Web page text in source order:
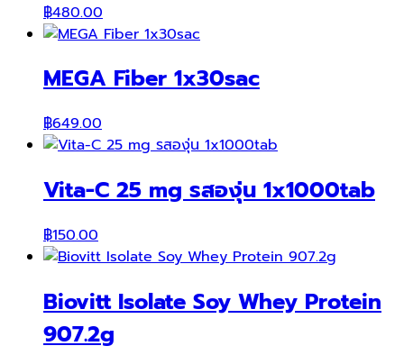
฿480.00
MEGA Fiber 1x30sac
฿649.00
Vita-C 25 mg รสองุ่น 1x1000tab
฿150.00
Biovitt Isolate Soy Whey Protein
907.2g